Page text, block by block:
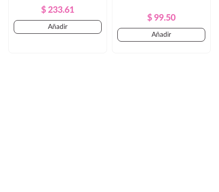
Precio
Regular
Precio
$ 233.61
Añadir
Precio
Regular
Precio
$ 99.50
Añadir